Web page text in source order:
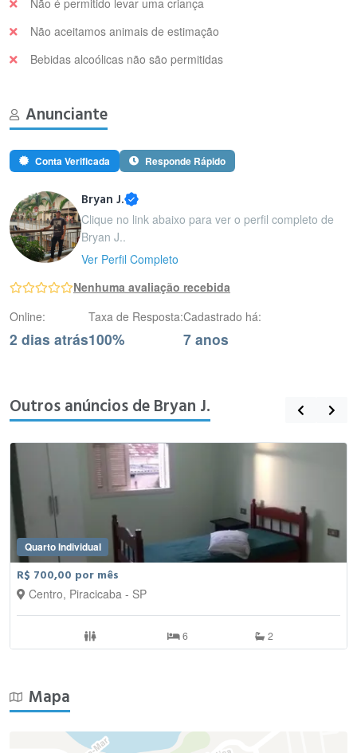
Não é permitido levar uma criança
Não aceitamos animais de estimação
Bebidas alcoólicas não são permitidas
Anunciante
Conta Verificada Responde Rápido
Bryan J.
Clique no link abaixo para ver o perfil completo de
Bryan J..
Ver Perfil Completo
Nenhuma avaliação recebida
Online:
2 dias atrás
Taxa de Resposta:
100%
Cadastrado há:
7 anos
Outros anúncios de Bryan J.
Quarto Individual
R$ 700,00 por mês
Centro, Piracicaba - SP
6 2
Mapa